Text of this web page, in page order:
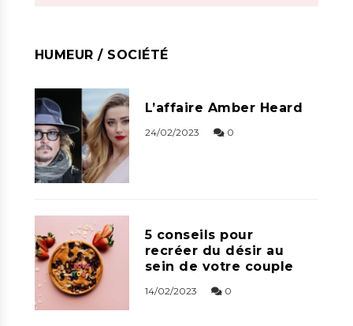
HUMEUR / SOCIÉTÉ
L’affaire Amber Heard
24/02/2023 0
5 conseils pour
recréer du désir au
sein de votre couple
14/02/2023 0